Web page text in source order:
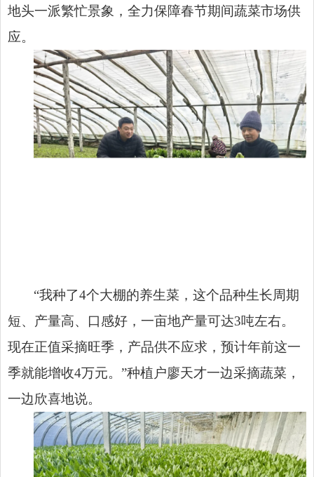
地头一派繁忙景象，全力保障春节期间蔬菜市场供
应。
“我种了4个大棚的养生菜，这个品种生长周期
短、产量高、口感好，一亩地产量可达3吨左右。
现在正值采摘旺季，产品供不应求，预计年前这一
季就能增收4万元。”种植户廖天才一边采摘蔬菜，
一边欣喜地说。